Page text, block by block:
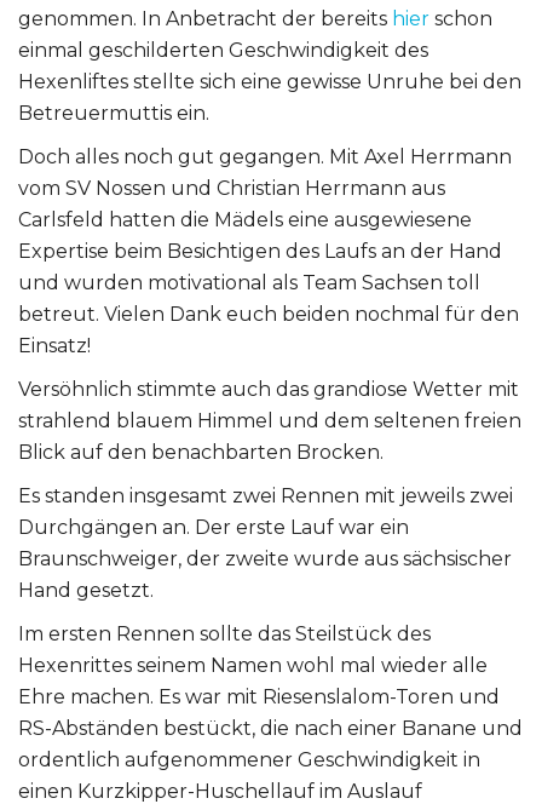
genommen. In Anbetracht der bereits hier schon
einmal geschilderten Geschwindigkeit des
Hexenliftes stellte sich eine gewisse Unruhe bei den
Betreuermuttis ein.
Doch alles noch gut gegangen. Mit Axel Herrmann
vom SV Nossen und Christian Herrmann aus
Carlsfeld hatten die Mädels eine ausgewiesene
Expertise beim Besichtigen des Laufs an der Hand
und wurden motivational als Team Sachsen toll
betreut. Vielen Dank euch beiden nochmal für den
Einsatz!
Versöhnlich stimmte auch das grandiose Wetter mit
strahlend blauem Himmel und dem seltenen freien
Blick auf den benachbarten Brocken.
Es standen insgesamt zwei Rennen mit jeweils zwei
Durchgängen an. Der erste Lauf war ein
Braunschweiger, der zweite wurde aus sächsischer
Hand gesetzt.
Im ersten Rennen sollte das Steilstück des
Hexenrittes seinem Namen wohl mal wieder alle
Ehre machen. Es war mit Riesenslalom-Toren und
RS-Abständen bestückt, die nach einer Banane und
ordentlich aufgenommener Geschwindigkeit in
einen Kurzkipper-Huschellauf im Auslauf